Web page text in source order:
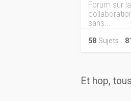
Forum sur
sans...
58 Sujets
Et hop,